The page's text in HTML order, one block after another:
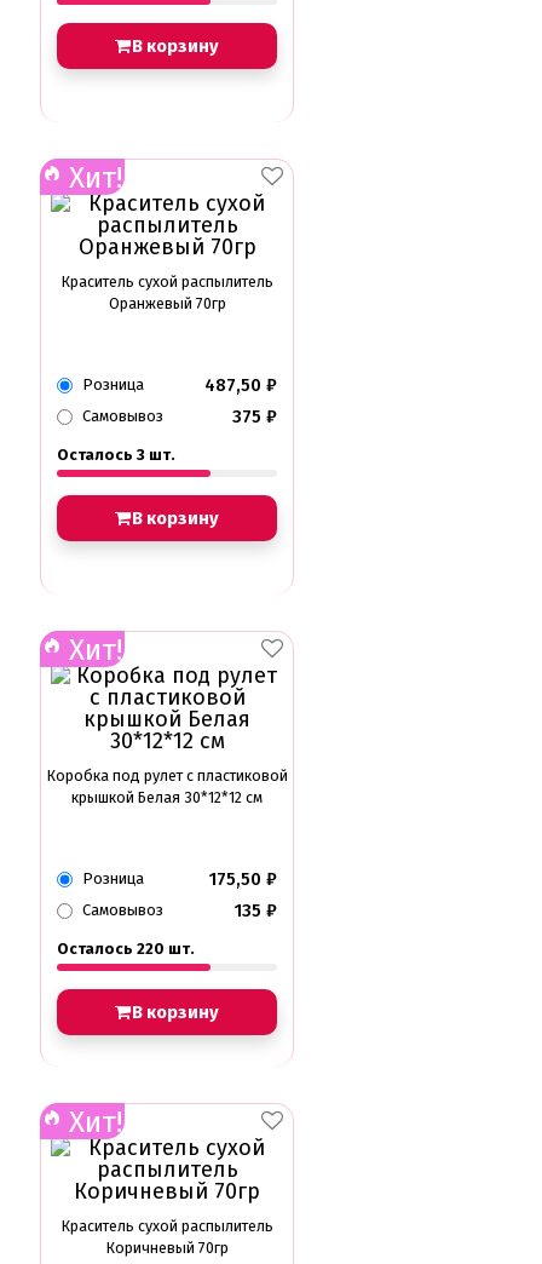
В корзину
Хит!
Краситель сухой распылитель
Оранжевый 70гр
Розница 487,50 ₽
Самовывоз 375 ₽
Осталось 3 шт.
В корзину
Хит!
Коробка под рулет с пластиковой
крышкой Белая 30*12*12 см
Розница 175,50 ₽
Самовывоз 135 ₽
Осталось 220 шт.
В корзину
Хит!
Краситель сухой распылитель
Коричневый 70гр